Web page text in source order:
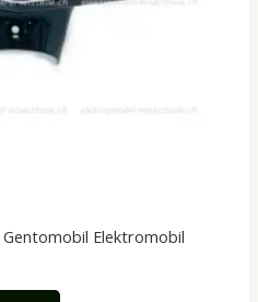
Elektromobil